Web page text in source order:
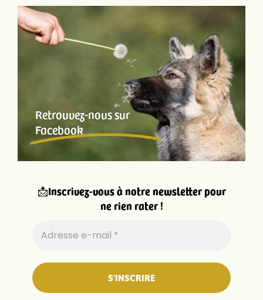
Retrouvez-nous sur
Facebook
📩Inscrivez-vous à notre newsletter pour
ne rien rater !